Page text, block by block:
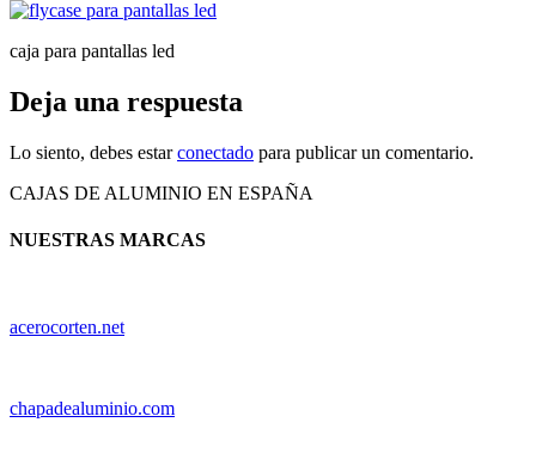
caja para pantallas led
Deja una respuesta
Lo siento, debes estarconectado para publicar un comentario.
CAJAS DE ALUMINIO EN ESPAÑA
NUESTRAS MARCAS
acerocorten.net
chapadealuminio.com